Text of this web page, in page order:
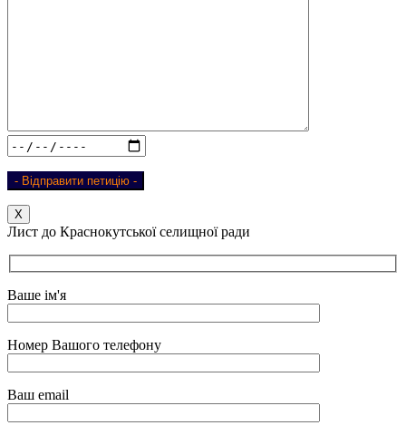
Х
Лист до Краснокутської селищної ради
Ваше ім'я
Номер Вашого телефону
Ваш email